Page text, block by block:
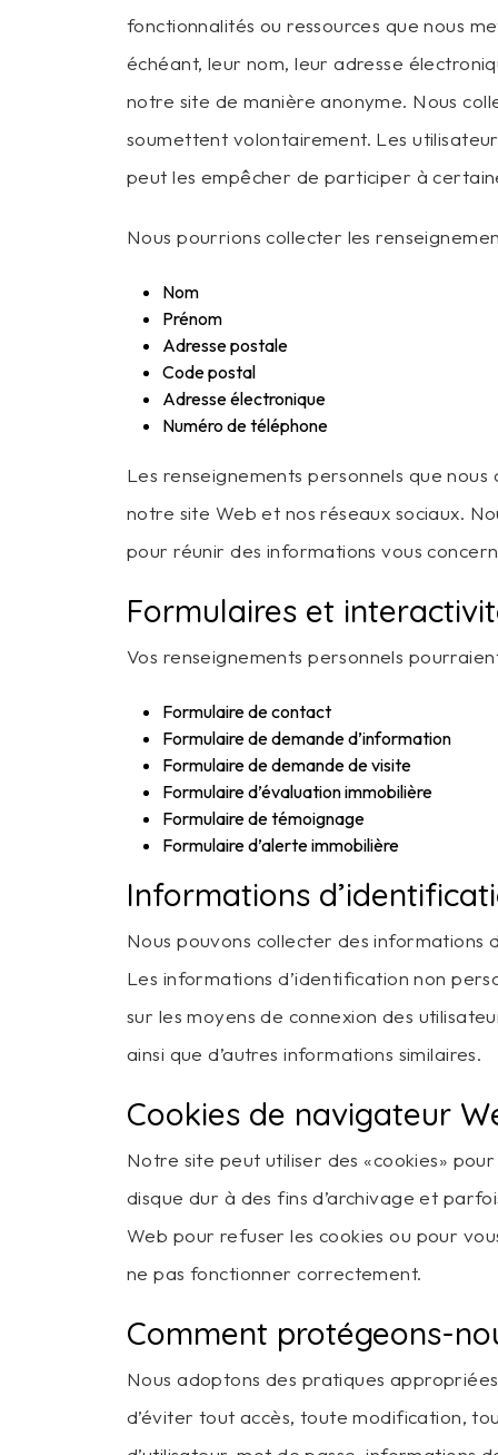
fonctionnalités ou ressources que nous
échéant, leur nom, leur adresse
notre site de manière anonyme. Nous
soumettent volontairement. Les
peut les empêcher de participer à
Nous pourrions collecter les
Nom
Prénom
Adresse postale
Code postal
Adresse électronique
Numéro de téléphone
Les renseignements personnels que
notre site Web et nos réseaux sociaux.
pour réunir des informations vous
Formulaires et
Vos renseignements personnels
Formulaire de contact
Formulaire de demande d’information
Formulaire de demande de visite
Formulaire d’évaluation immobilière
Formulaire de témoignage
Formulaire d’alerte immobilière
Informations
Nous pouvons collecter des informations
Les informations d’identification non
sur les moyens de connexion des
ainsi que d’autres informations similaires.
Cookies de navigateur
Notre site peut utiliser des «cookies»
disque dur à des fins d’archivage et
Web pour refuser les cookies ou pour
ne pas fonctionner correctement.
Comment protégeons-
Nous adoptons des pratiques
d’éviter tout accès, toute modification,